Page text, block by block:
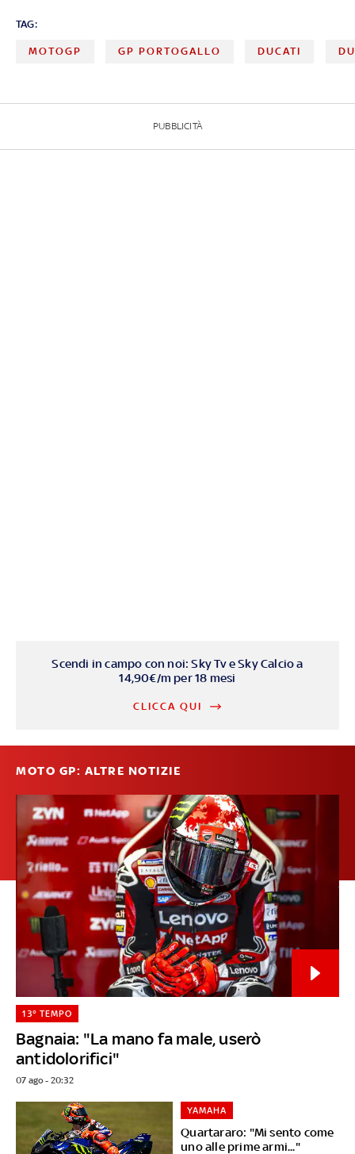
TAG:
MOTOGP GP PORTOGALLO DUCATI
PUBBLICITÀ
Scendi in campo con noi: Sky Tv e Sky Calcio a
14,90€/m per 18 mesi
CLICCA QUI
MOTO GP: ALTRE NOTIZIE
Bagnaia: "La mano fa male, userò
antidolorifici"
13° TEMPO
07 ago - 20:32
Quartararo: "Mi sento come
uno alle prime armi..."
YAMAHA